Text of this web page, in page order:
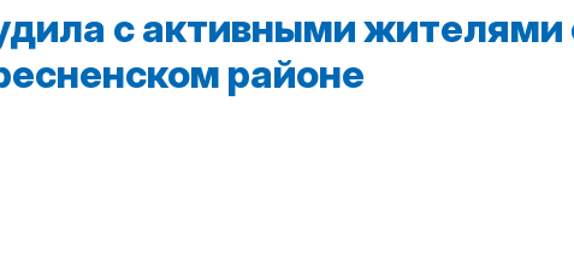
с активными жителями
районе